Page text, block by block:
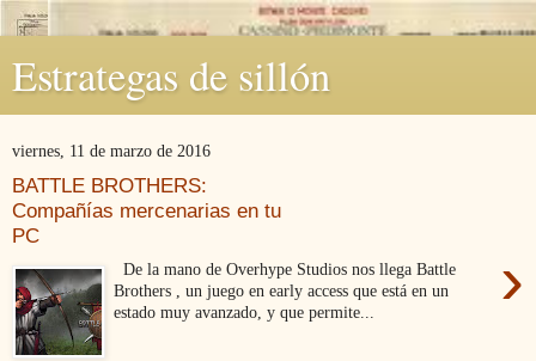
Estrategas de sillón
viernes, 11 de marzo de 2016
BATTLE BROTHERS:
Compañías mercenarias en tu
PC
›
De la mano de Overhype Studios nos llega Battle
Brothers , un juego en early access que está en un
estado muy avanzado, y que permite...